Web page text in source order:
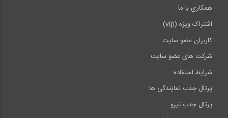
همکاری با ما
اشتراک ویژه (vip)
کاربران عضو سایت
شرکت های عضو سایت
شرایط استفاده
پرتال جذب نمایندگی ها
پرتال جذب نیرو